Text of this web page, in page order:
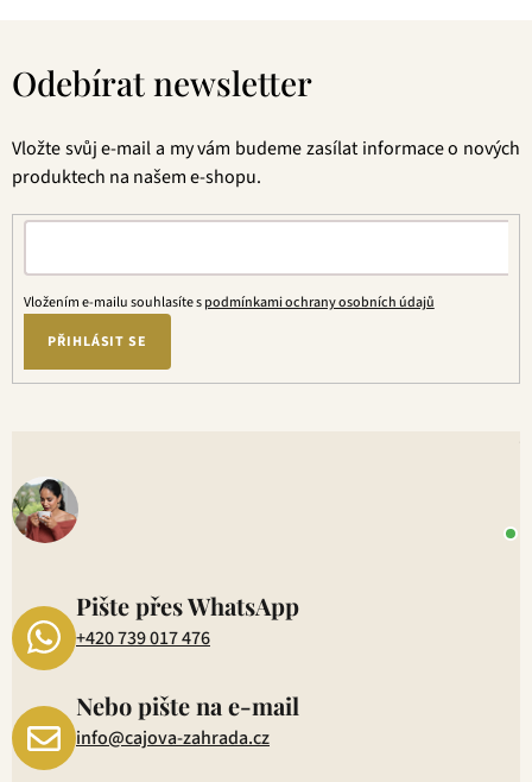
Odebírat newsletter
Vložte svůj e-mail a my vám budeme zasílat informace o nových
produktech na našem e-shopu.
Vložením e-mailu souhlasíte spodmínkami ochrany osobních údajů
PŘIHLÁSIT SE
Pište přes WhatsApp
+420 739 017 476
Nebo pište na e-mail
info@cajova-zahrada.cz